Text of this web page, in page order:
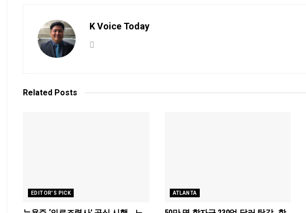
K Voice Today
Related Posts
EDITOR'S PICK ATLANTA